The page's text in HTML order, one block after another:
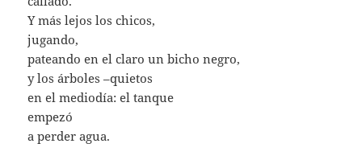
Y más lejos los chicos,
jugando,
pateando en el claro un bicho negro,
y los árboles –quietos
en el mediodía: el tanque
empezó
a perder agua.